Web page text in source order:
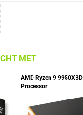
MET
AMD Ryzen 9 9950X3D
Processor